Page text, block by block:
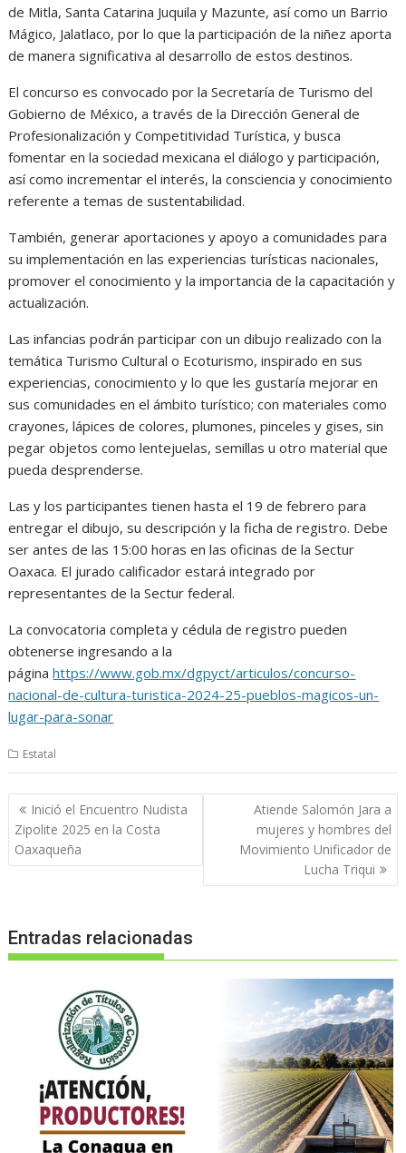
de Mitla, Santa Catarina Juquila y Mazunte, así como un Barrio
Mágico, Jalatlaco, por lo que la participación de la niñez aporta
de manera significativa al desarrollo de estos destinos.
El concurso es convocado por la Secretaría de Turismo del
Gobierno de México, a través de la Dirección General de
Profesionalización y Competitividad Turística, y busca
fomentar en la sociedad mexicana el diálogo y participación,
así como incrementar el interés, la consciencia y conocimiento
referente a temas de sustentabilidad.
También, generar aportaciones y apoyo a comunidades para
su implementación en las experiencias turísticas nacionales,
promover el conocimiento y la importancia de la capacitación y
actualización.
Las infancias podrán participar con un dibujo realizado con la
temática Turismo Cultural o Ecoturismo, inspirado en sus
experiencias, conocimiento y lo que les gustaría mejorar en
sus comunidades en el ámbito turístico; con materiales como
crayones, lápices de colores, plumones, pinceles y gises, sin
pegar objetos como lentejuelas, semillas u otro material que
pueda desprenderse.
Las y los participantes tienen hasta el 19 de febrero para
entregar el dibujo, su descripción y la ficha de registro. Debe
ser antes de las 15:00 horas en las oficinas de la Sectur
Oaxaca. El jurado calificador estará integrado por
representantes de la Sectur federal.
La convocatoria completa y cédula de registro pueden
obtenerse ingresando a la
páginahttps://www.gob.mx/dgpyct/articulos/concurso-
nacional-de-cultura-turistica-2024-25-pueblos-magicos-un-
lugar-para-sonar
Estatal
Navegación
de
entradas
Inició el Encuentro Nudista
Zipolite 2025 en la Costa
Oaxaqueña
Atiende Salomón Jara a
mujeres y hombres del
Movimiento Unificador de
Lucha Triqui
Entradas relacionadas